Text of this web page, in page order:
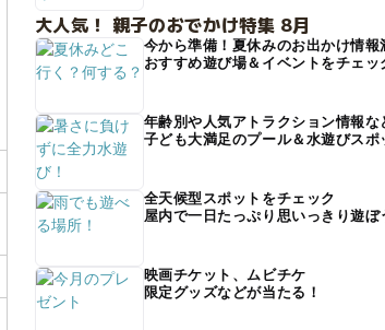
大人気！ 親子のおでかけ特集 8月
今から準備！夏休みのお出かけ情報
おすすめ遊び場＆イベントをチェッ
年齢別や人気アトラクション情報な
子ども大満足のプール＆水遊びスポ
全天候型スポットをチェック
屋内で一日たっぷり思いっきり遊ぼ
映画チケット、ムビチケ
限定グッズなどが当たる！